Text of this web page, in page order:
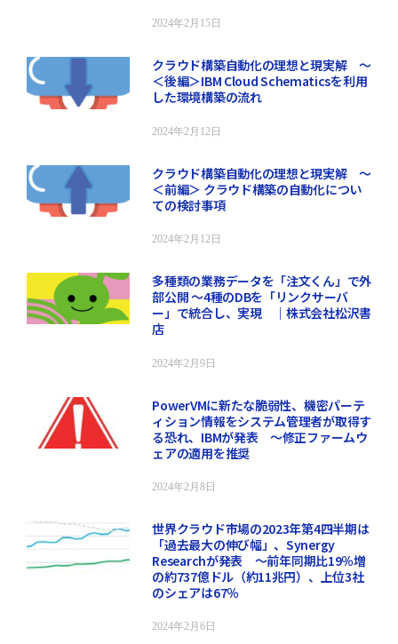
2024年2月15日
クラウド構築自動化の理想と現実解 ～
＜後編＞IBM Cloud Schematicsを利用
した環境構築の流れ
2024年2月12日
クラウド構築自動化の理想と現実解 ～
＜前編＞ クラウド構築の自動化につい
ての検討事項
2024年2月12日
多種類の業務データを「注文くん」で外
部公開 ～4種のDBを「リンクサーバ
ー」で統合し、実現 ｜株式会社松沢書
店
2024年2月9日
PowerVMに新たな脆弱性、機密パーテ
ィション情報をシステム管理者が取得す
る恐れ、IBMが発表 ～修正ファームウ
ェアの適用を推奨
2024年2月8日
世界クラウド市場の2023年第4四半期は
「過去最大の伸び幅」、Synergy
Researchが発表 ～前年同期比19％増
の約737億ドル（約11兆円）、上位3社
のシェアは67％
2024年2月6日